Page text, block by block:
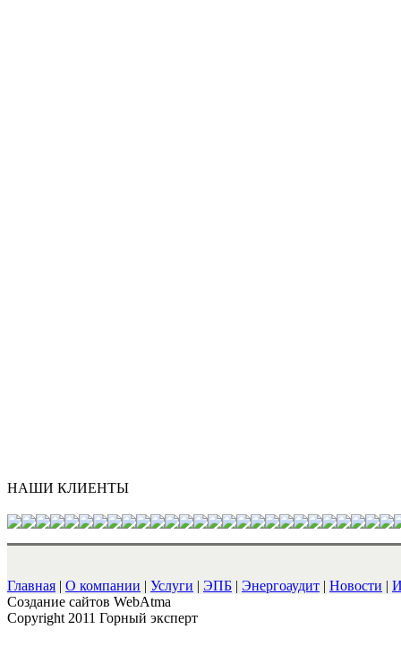
НАШИ КЛИЕНТЫ
Главная | О компании | Услуги | ЭПБ | Энергоаудит | Новости |
Cоздание сайтов WebAtma
Copyright 2011 Горный эксперт